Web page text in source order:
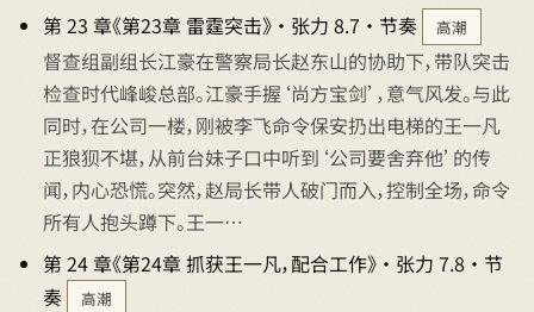
第 23 章《第23章 雷霆突击》 · 张力 8.7 · 节奏
高潮
督查组副组长江豪在警察局长赵东山的协助下，带队突击
检查时代峰峻总部。江豪手握‘尚方宝剑’，意气风发。与此
同时，在公司一楼，刚被李飞命令保安扔出电梯的王一凡
正狼狈不堪，从前台妹子口中听到‘公司要舍弃他’的传
闻，内心恐慌。突然，赵局长带人破门而入，控制全场，命令
所有人抱头蹲下。王一…
第 24 章《第24章 抓获王一凡，配合工作》 · 张力 7.8 · 节
奏
高潮